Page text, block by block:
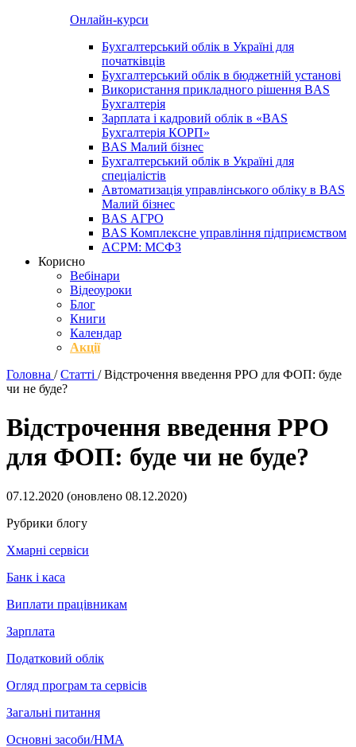
Онлайн-курси
Бухгалтерський облік в Україні для
початківців
Бухгалтерський облік в бюджетній установі
Використання прикладного рішення BAS
Бухгалтерія
Зарплата і кадровий облік в «BAS
Бухгалтерія КОРП»
BAS Малий бізнес
Бухгалтерський облік в Україні для
спеціалістів
Автоматизація управлінського обліку в BAS
Малий бізнес
BAS АГРО
BAS Комплексне управління підприємством
ACPM: МСФЗ
Корисно
Вебінари
Відеоуроки
Блог
Книги
Календар
Акції
Головна / Статті / Відстрочення введення РРО для ФОП: буде
чи не буде?
Відстрочення введення РРО
для ФОП: буде чи не буде?
07.12.2020 (оновлено 08.12.2020)
Рубрики блогу
Хмарні сервіси
Банк і каса
Виплати працівникам
Зарплата
Податковий облік
Огляд програм та сервісів
Загальні питання
Основні засоби/НМА